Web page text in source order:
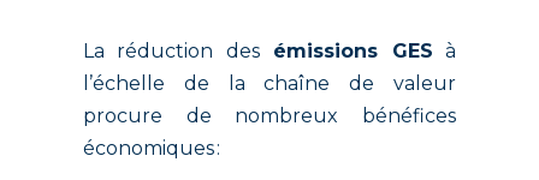
La réduction des émissions GES à
l’échelle de la chaîne de valeur
procure de nombreux bénéfices
économiques :